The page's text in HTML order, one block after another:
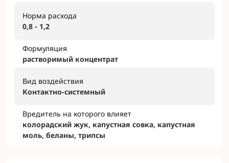
Норма расхода
0,8 - 1,2
Формуляция
растворимый концентрат
Вид воздействия
Контактно-системный
Вредитель на которого влияет
колорадский жук, капустная совка, капустная
моль, беланы, трипсы